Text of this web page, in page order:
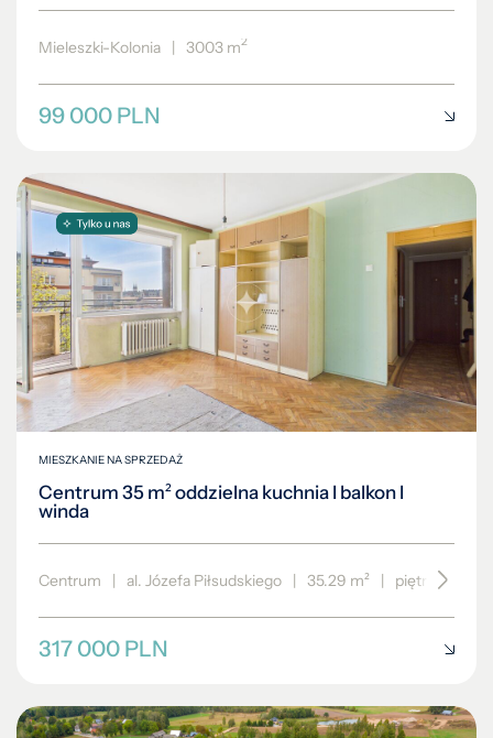
Mieleszki-Kolonia | 3003 m2
99 000 PLN
MIESZKANIE NA SPRZEDAŻ
Centrum 35 m² oddzielna kuchnia I balkon I
winda
Centrum | al. Józefa Piłsudskiego | 35.29 m² | piętro 5/6
317 000 PLN